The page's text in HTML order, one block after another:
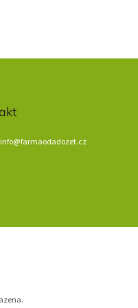
info@farmaodadozet.cz